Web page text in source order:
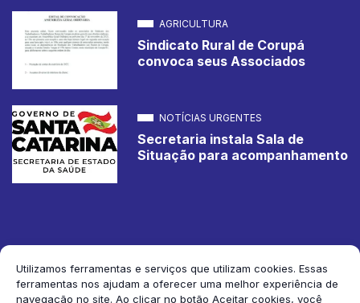
Utilizamos ferramentas e serviços que utilizam cookies. Essas
ferramentas nos ajudam a oferecer uma melhor experiência de
navegação no site. Ao clicar no botão Aceitar cookies, você
AGRICULTURA
Sindicato Rural de Corupá
convoca seus Associados
NOTÍCIAS URGENTES
Secretaria instala Sala de
Situação para acompanhamento
2026 Jornal de Corupá. Todos os direitos reservados.